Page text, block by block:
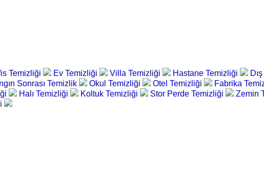
Temizliği Ev Temizliği Villa Temizliği Hastane Temizliği
Sonrası Temizlik Okul Temizliği Otel Temizliği Fabrika
Halı Temizliği Koltuk Temizliği Stor Perde Temizliği Zemin